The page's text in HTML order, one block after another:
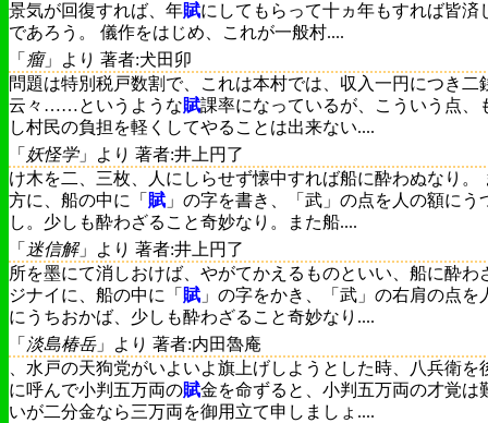
景気が回復すれば、年賦にしてもらって十ヵ年もすれば皆済
であろう。 儀作をはじめ、これが一般村....
「 瘤」より 著者:犬田卯
問題は特別税戸数割で、これは本村では、収入一円につき二
云々……というような賦課率になっているが、こういう点、
し村民の負担を軽くしてやることは出来ない....
「 妖怪学」より 著者:井上円了
け木を二、三枚、人にしらせず懐中すれば船に酔わぬなり。
方に、船の中に「 賦 」の字を書き、「武」の点を人の額にう
し。少しも酔わざること奇妙なり。また船....
「 迷信解」より 著者:井上円了
所を墨にて消しおけば、やがてかえるものといい、船に酔わ
ジナイに、船の中に「 賦 」の字をかき、「武」の右肩の点を
にうちおかば、少しも酔わざること奇妙なり....
「 淡島椿岳」より 著者:内田魯庵
、水戸の天狗党がいよいよ旗上げしようとした時、八兵衛を
に呼んで小判五万両の賦金を命ずると、小判五万両の才覚は
いが二分金なら三万両を御用立て申しましょ....